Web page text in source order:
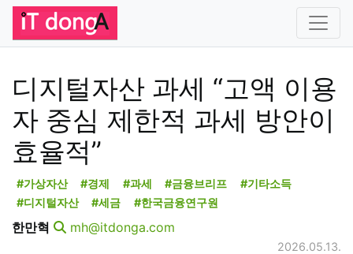
디지털자산 과세 “고액 이용
자 중심 제한적 과세 방안이
효율적”
#가상자산 #경제 #과세 #금융브리프
#기타소득
#디지털자산
#세금 #한국금융연구원
한만혁 mh@itdonga.com
2026.05.13.